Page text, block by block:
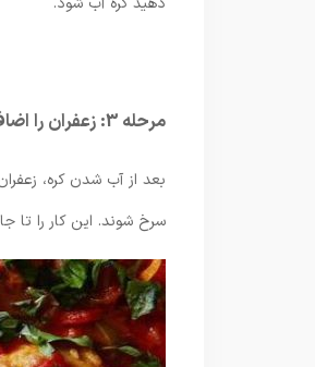
مرحله 3: زعفران را اضافه کنید
بعد از آب شدن کره،
سرخ شوند. این کار را تا